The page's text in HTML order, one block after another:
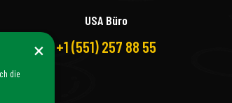
USA Büro
+1 (551) 257 88 55
×
die